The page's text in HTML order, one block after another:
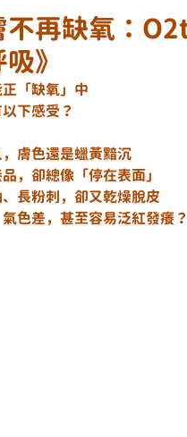
不再缺氧：
》
「缺氧」中
下感受？
膚色還是蠟黃黯沉
，卻總像「停在表面」
長粉刺，卻又乾燥脫皮
色差，甚至容易泛紅發癢？